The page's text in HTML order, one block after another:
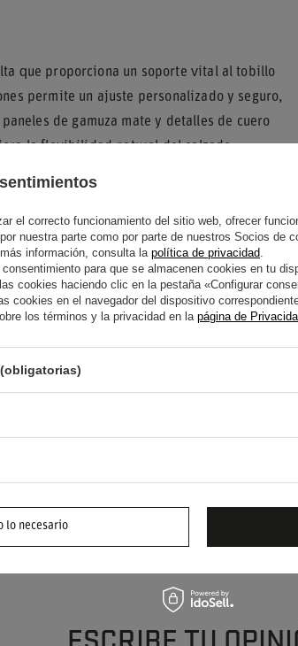
que proporciona un soporte vital al tobillo
permite un ajuste personalizado y seguro,
de gamuza mate y detalles de cuero
la flexibilidad natural del calzado.
el refuerzo en la puntera para resistir la
pedales al piloto. La etiqueta de
uso en carreras profesionales. Estos
priorice la seguridad técnica y el
TIENE PREGUNTAS?
inmediatamente, publicando las
más interesantes para los demás.
el correcto funcionamiento del sitio web, ofrecer
nuestra parte como por parte de nuestros Socios de
información, consulta la política de privacidad
para que se almacenen cookies en tu
cookies haciendo clic en la pestaña «Configurar
cookies en el navegador del dispositivo
los términos y la privacidad en la página de
lo necesario